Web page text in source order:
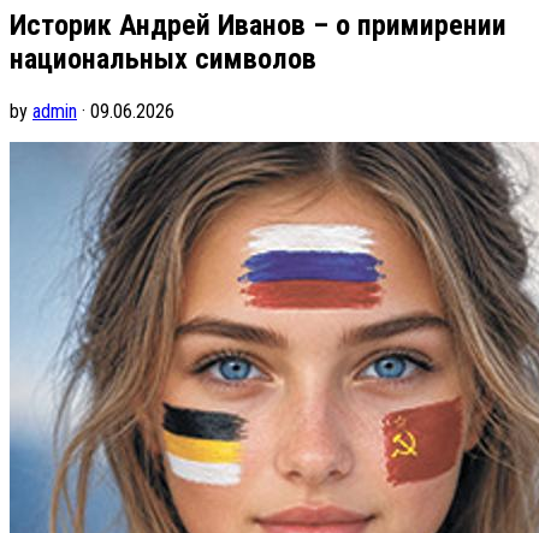
Историк Андрей Иванов – о примирении
национальных символов
by admin · 09.06.2026